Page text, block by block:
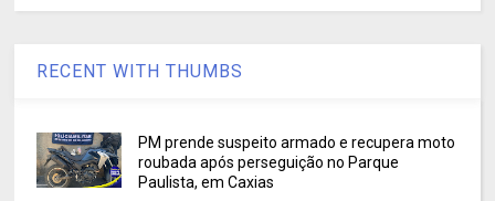
RECENT WITH THUMBS
PM prende suspeito armado e recupera moto
roubada após perseguição no Parque
Paulista, em Caxias